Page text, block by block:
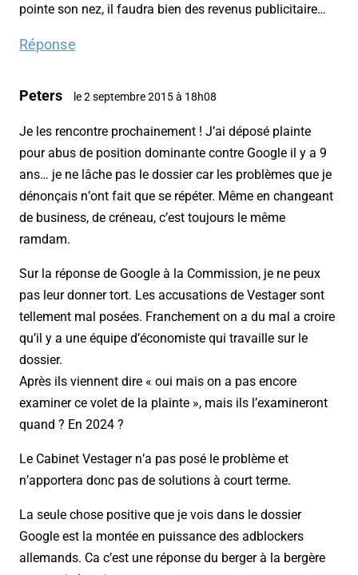
pointe son nez, il faudra bien des revenus publicitaire…
Réponse
Peters le 2 septembre 2015 à 18h08
Je les rencontre prochainement ! J’ai déposé plainte
pour abus de position dominante contre Google il y a 9
ans… je ne lâche pas le dossier car les problèmes que je
dénonçais n’ont fait que se répéter. Même en changeant
de business, de créneau, c’est toujours le même
ramdam.
Sur la réponse de Google à la Commission, je ne peux
pas leur donner tort. Les accusations de Vestager sont
tellement mal posées. Franchement on a du mal a croire
qu’il y a une équipe d’économiste qui travaille sur le
dossier.
Après ils viennent dire « oui mais on a pas encore
examiner ce volet de la plainte », mais ils l’examineront
quand ? En 2024 ?
Le Cabinet Vestager n’a pas posé le problème et
n’apportera donc pas de solutions à court terme.
La seule chose positive que je vois dans le dossier
Google est la montée en puissance des adblockers
allemands. Ca c’est une réponse du berger à la bergère